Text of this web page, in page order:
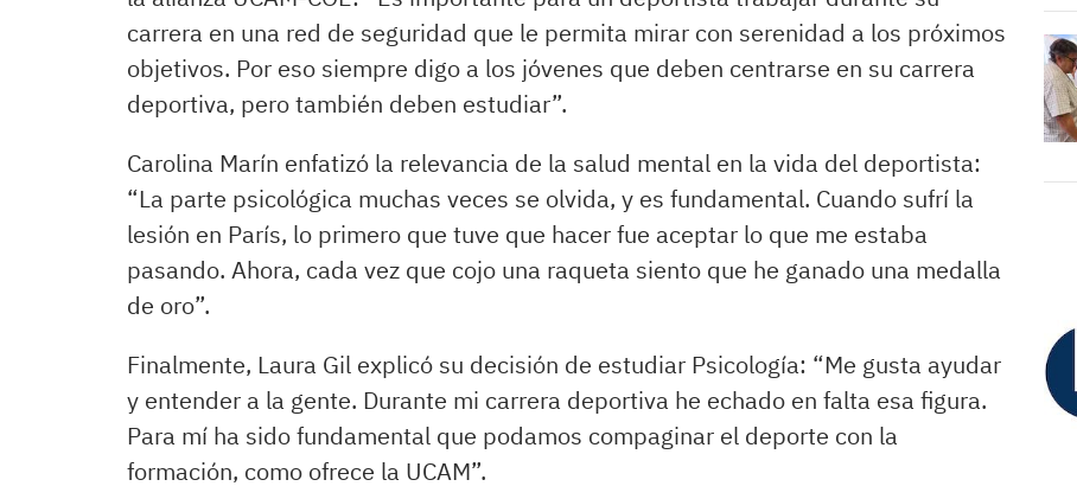
carrera en una red de seguridad que le permita mirar con serenidad a los próximos
objetivos. Por eso siempre digo a los jóvenes que deben centrarse en su carrera
deportiva, pero también deben estudiar”.
Carolina Marín enfatizó la relevancia de la salud mental en la vida del deportista:
“La parte psicológica muchas veces se olvida, y es fundamental. Cuando sufrí la
lesión en París, lo primero que tuve que hacer fue aceptar lo que me estaba
pasando. Ahora, cada vez que cojo una raqueta siento que he ganado una medalla
de oro”.
Finalmente, Laura Gil explicó su decisión de estudiar Psicología: “Me gusta ayudar
y entender a la gente. Durante mi carrera deportiva he echado en falta esa figura.
Para mí ha sido fundamental que podamos compaginar el deporte con la
formación, como ofrece la UCAM”.